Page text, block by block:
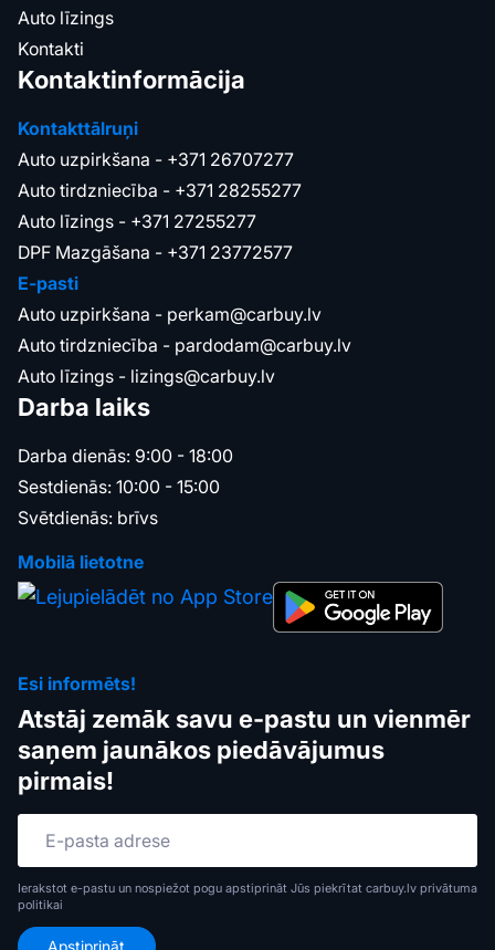
Auto līzings
Kontakti
Kontaktinformācija
Kontakttālruņi
Auto uzpirkšana - +371 26707277
Auto tirdzniecība - +371 28255277
Auto līzings - +371 27255277
DPF Mazgāšana - +371 23772577
E-pasti
Auto uzpirkšana - perkam@carbuy.lv
Auto tirdzniecība - pardodam@carbuy.lv
Auto līzings - lizings@carbuy.lv
Darba laiks
Darba dienās: 9:00 - 18:00
Sestdienās: 10:00 - 15:00
Svētdienās: brīvs
Mobilā lietotne
Esi informēts!
Atstāj zemāk savu e-pastu un vienmēr
saņem jaunākos piedāvājumus
pirmais!
Ierakstot e-pastu un nospiežot pogu apstiprināt Jūs piekrītat carbuy.lv privātuma
politikai